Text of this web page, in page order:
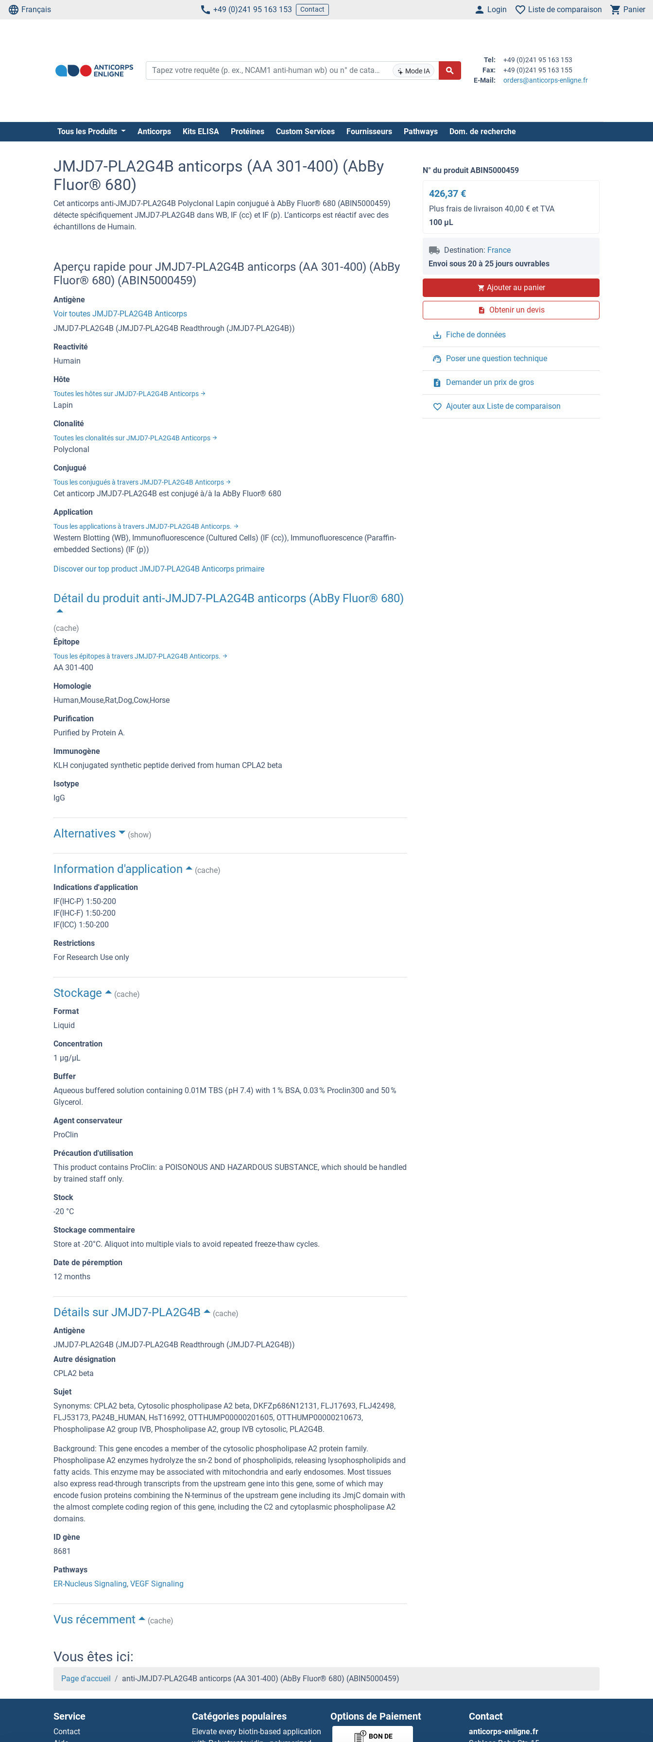
Français +49 (0)241 95 163 153 Contact Login Liste de comparaison Panier
Mode IA
Tel:
+49 (0)241 95 163 153
Fax:
+49 (0)241 95 163 155
E-Mail:
orders@anticorps-enligne.fr
Tous les Produits Anticorps Kits ELISA Protéines Custom Services Fournisseurs Pathways Dom. de recherche
JMJD7-PLA2G4B anticorps (AA 301-400) (AbBy
Fluor® 680)
Cet anticorps anti-JMJD7-PLA2G4B Polyclonal Lapin conjugué à AbBy Fluor® 680 (ABIN5000459)
détecte spécifiquement JMJD7-PLA2G4B dans WB, IF (cc) et IF (p). L’anticorps est réactif avec des
échantillons de Humain.
N° du produit ABIN5000459
426,37 €
Plus frais de livraison 40,00 € et TVA
100 μL
Destination: France
Envoi sous 20 à 25 jours ouvrables
Ajouter au panier
Obtenir un devis
Fiche de données
Poser une question technique
Demander un prix de gros
Ajouter aux Liste de comparaison
Aperçu rapide pour JMJD7-PLA2G4B anticorps (AA 301-400) (AbBy
Fluor® 680) (ABIN5000459)
Antigène
Voir toutes JMJD7-PLA2G4B Anticorps
JMJD7-PLA2G4B (JMJD7-PLA2G4B Readthrough (JMJD7-PLA2G4B))
Reactivité
Humain
Hôte
Toutes les hôtes sur JMJD7-PLA2G4B Anticorps
Lapin
Clonalité
Toutes les clonalités sur JMJD7-PLA2G4B Anticorps
Polyclonal
Conjugué
Tous les conjugués à travers JMJD7-PLA2G4B Anticorps
Cet anticorp JMJD7-PLA2G4B est conjugé à/à la AbBy Fluor® 680
Application
Tous les applications à travers JMJD7-PLA2G4B Anticorps.
Western Blotting (WB), Immunofluorescence (Cultured Cells) (IF (cc)), Immunofluorescence (Paraffin-
embedded Sections) (IF (p))
Discover our top product JMJD7-PLA2G4B Anticorps primaire
Détail du produit anti-JMJD7-PLA2G4B anticorps (AbBy Fluor® 680)
(cache)
Épitope
Tous les épitopes à travers JMJD7-PLA2G4B Anticorps.
AA 301-400
Homologie
Human,Mouse,Rat,Dog,Cow,Horse
Purification
Purified by Protein A.
Immunogène
KLH conjugated synthetic peptide derived from human CPLA2 beta
Isotype
IgG
Alternatives (show)
Information d'application
(cache)
Indications d'application
IF(IHC-P) 1:50-200
IF(IHC-F) 1:50-200
IF(ICC) 1:50-200
Restrictions
For Research Use only
Stockage
(cache)
Format
Liquid
Concentration
1 μg/μL
Buffer
Aqueous buffered solution containing 0.01M TBS ( pH 7.4) with 1 % BSA, 0.03 % Proclin300 and 50 %
Glycerol.
Agent conservateur
ProClin
Précaution d'utilisation
This product contains ProClin: a POISONOUS AND HAZARDOUS SUBSTANCE, which should be handled
by trained staff only.
Stock
-20 °C
Stockage commentaire
Store at -20°C. Aliquot into multiple vials to avoid repeated freeze-thaw cycles.
Date de péremption
12 months
Détails sur JMJD7-PLA2G4B
(cache)
Antigène
JMJD7-PLA2G4B (JMJD7-PLA2G4B Readthrough (JMJD7-PLA2G4B))
Autre désignation
CPLA2 beta
Sujet
Synonyms: CPLA2 beta, Cytosolic phospholipase A2 beta, DKFZp686N12131, FLJ17693, FLJ42498,
FLJ53173, PA24B_HUMAN, HsT16992, OTTHUMP00000201605, OTTHUMP00000210673,
Phospholipase A2 group IVB, Phospholipase A2, group IVB cytosolic, PLA2G4B.
Background: This gene encodes a member of the cytosolic phospholipase A2 protein family.
Phospholipase A2 enzymes hydrolyze the sn-2 bond of phospholipids, releasing lysophospholipids and
fatty acids. This enzyme may be associated with mitochondria and early endosomes. Most tissues
also express read-through transcripts from the upstream gene into this gene, some of which may
encode fusion proteins combining the N-terminus of the upstream gene including its JmjC domain with
the almost complete coding region of this gene, including the C2 and cytoplasmic phospholipase A2
domains.
ID gène
8681
Pathways
ER-Nucleus Signaling, VEGF Signaling
Vus récemment (cache)
Vous êtes ici:
Page d'accueil anti-JMJD7-PLA2G4B anticorps (AA 301-400) (AbBy Fluor® 680) (ABIN5000459)
Service
Contact
Catégories populaires
Elevate every biotin-based application
Options de Paiement
BON DE
Contact
anticorps-enligne.fr